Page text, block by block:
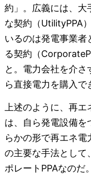
約」。広義には、大
な契約（UtilityPPA
いるのは発電事業者
る契約（
と。電力会社を介
ら直接電力を購入で
上述のように、再
は、自ら発電設備を
らかの形で再エネ
の主要な手法として
ポレートPPAなのだ